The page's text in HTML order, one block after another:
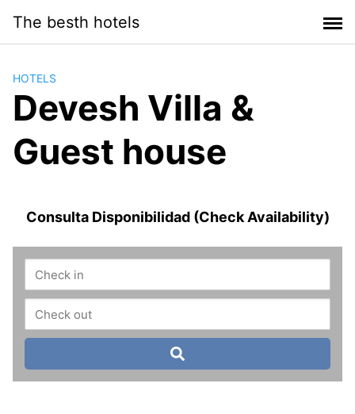
contenido
The besth hotels
HOTELS
Devesh Villa &
Guest house
Consulta Disponibilidad (Check Availability)